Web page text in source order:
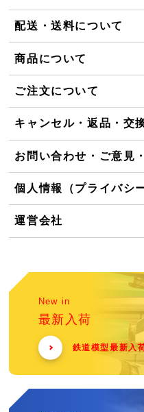
配送・送料について
商品について
ご注文について
キャンセル・返品・交
お問い合わせ・ご意見
個人情報（プライバシ
運営会社
New in
最新入荷
鉄道模型最新入